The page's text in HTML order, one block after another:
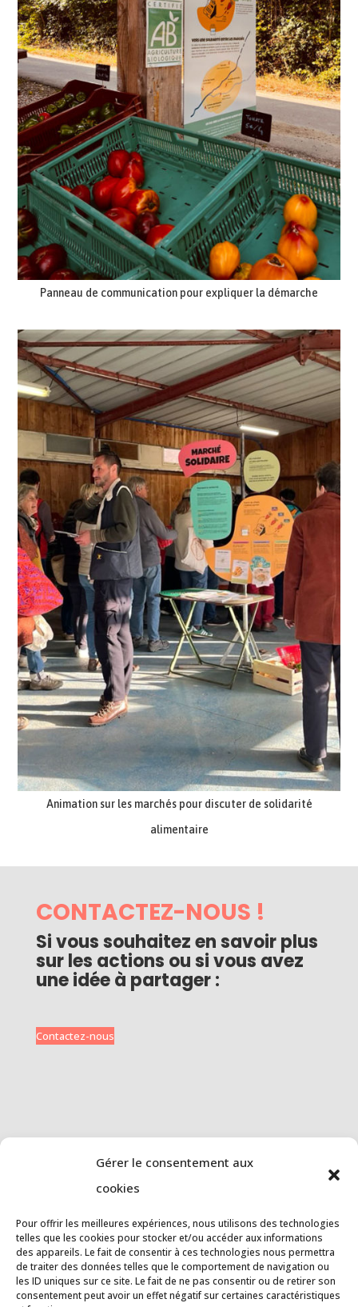
Gérer le consentement aux
cookies
Pour offrir les meilleures expériences, nous utilisons des technologies
telles que les cookies pour stocker et/ou accéder aux informations
des appareils. Le fait de consentir à ces technologies nous permettra
de traiter des données telles que le comportement de navigation ou
les ID uniques sur ce site. Le fait de ne pas consentir ou de retirer son
consentement peut avoir un effet négatif sur certaines caractéristiques
Panneau de communication pour expliquer la démarche
Animation sur les marchés pour discuter de solidarité
alimentaire
CONTACTEZ-NOUS !
Si vous souhaitez en savoir plus
sur les actions ou si vous avez
une idée à partager :
Contactez-nous
L’ASSOCIATION
faite vivre les actions du Court-
Bouillon